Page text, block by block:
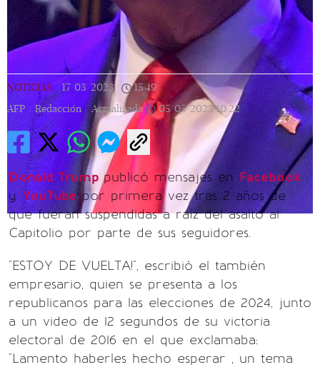
NOTICIAS | 17/03/2023 15:49 |
AFP / Redacción | Actualizada 05/05/2023 10:22
Donald Trumppublicó mensajes en Facebook
y YouTubepor primera vez tras 2 años de
que fueran suspendidas a raíz del asalto al
Capitolio por parte de sus seguidores.
"ESTOY DE VUELTA!", escribió el también
empresario, quien se presenta a los
republicanos para las elecciones de 2024, junto
a un video de 12 segundos de su victoria
electoral de 2016 en el que exclamaba:
"Lamento haberles hecho esperar , un tema